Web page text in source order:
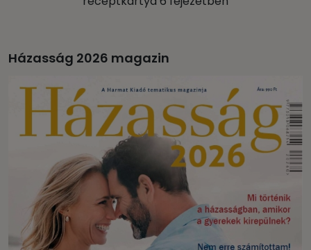
Házasság 2026 magazin